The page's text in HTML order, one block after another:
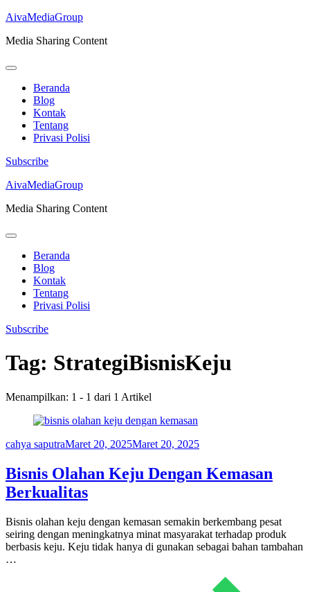
AivaMediaGroup
Media Sharing Content
Beranda
Blog
Kontak
Tentang
Privasi Polisi
Subscribe
Lompat
konten
Enter)
AivaMediaGroup
Media Sharing Content
Beranda
Blog
Kontak
Tentang
Privasi Polisi
Subscribe
Tag: StrategiBisnisKeju
Menampilkan: 1 - 1 dari 1 Artikel
cahya saputraMaret 20, 2025Maret 20, 2025
Bisnis Olahan Keju Dengan Kemasan
Berkualitas
Bisnis olahan keju dengan kemasan semakin berkembang pesat
seiring dengan meningkatnya minat masyarakat terhadap produk
berbasis keju. Keju tidak hanya di gunakan sebagai bahan tambahan
…